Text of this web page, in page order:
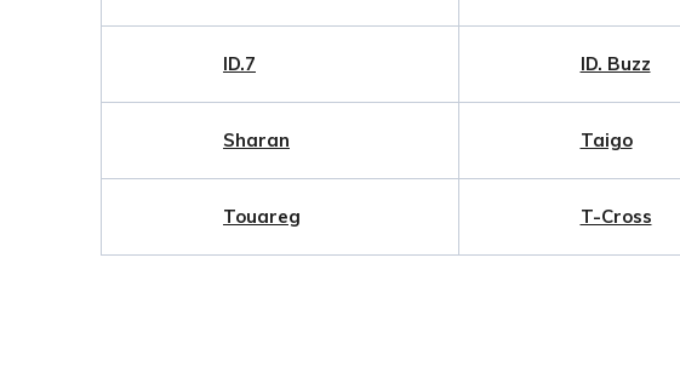
ID.7 ID. Buzz
Sharan Taigo
Touareg T-Cross